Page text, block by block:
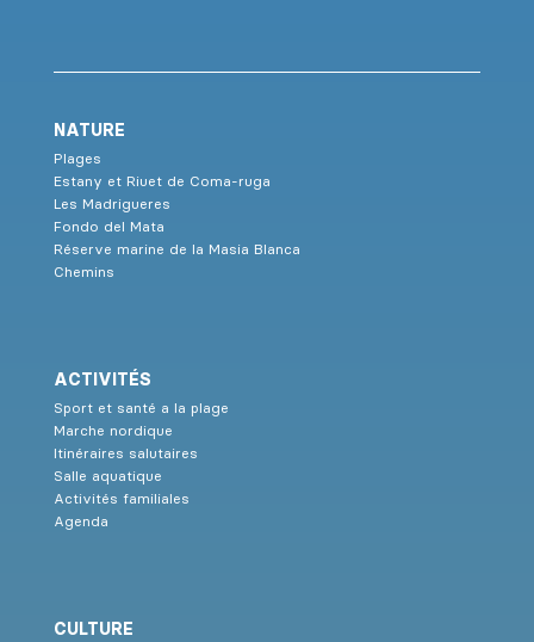
NATURE
Plages
Estany et Riuet de Coma-ruga
Les Madrigueres
Fondo del Mata
Réserve marine de la Masia Blanca
Chemins
ACTIVITÉS
Sport et santé a la plage
Marche nordique
Itinéraires salutaires
Salle aquatique
Activités familiales
Agenda
CULTURE